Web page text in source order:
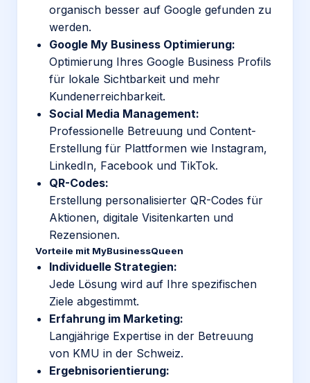
organisch besser auf Google gefunden zu
werden.
Google My Business Optimierung:
Optimierung Ihres Google Business Profils
für lokale Sichtbarkeit und mehr
Kundenerreichbarkeit.
Social Media Management:
Professionelle Betreuung und Content-
Erstellung für Plattformen wie Instagram,
LinkedIn, Facebook und TikTok.
QR-Codes:
Erstellung personalisierter QR-Codes für
Aktionen, digitale Visitenkarten und
Rezensionen.
Vorteile mit MyBusinessQueen
Individuelle Strategien:
Jede Lösung wird auf Ihre spezifischen
Ziele abgestimmt.
Erfahrung im Marketing:
Langjährige Expertise in der Betreuung
von KMU in der Schweiz.
Ergebnisorientierung: